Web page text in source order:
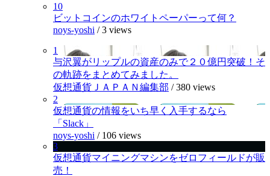
10
ビットコインのホワイトペーパーって何？
noys-yoshi /3 views
1
与沢翼がリップルの資産のみで２０億円突破！そ
の軌跡をまとめてみました。
仮想通貨ＪＡＰＡＮ編集部 /380 views
2
仮想通貨の情報をいち早く入手するなら
「Slack」
noys-yoshi / 106 views
3
仮想通貨マイニングマシンをゼロフィールドが販
売！